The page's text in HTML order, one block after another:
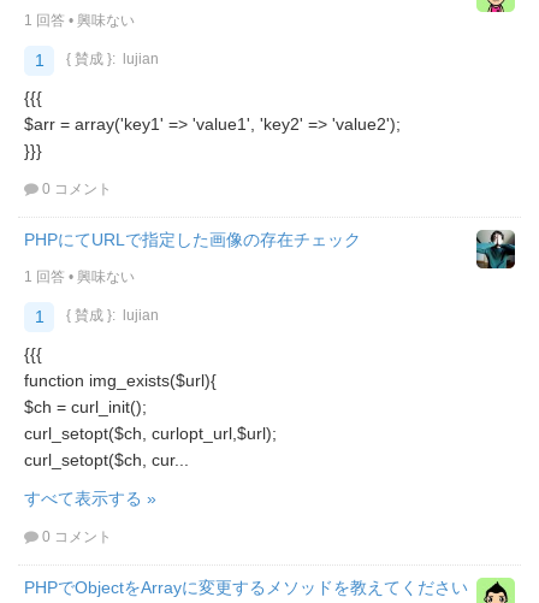
1 回答 • 興味ない
1 { 賛成 }: lujian
{{{
$arr = array('key1' => 'value1', 'key2' => 'value2');
}}}
0 コメント
PHPにてURLで指定した画像の存在チェック
1 回答 • 興味ない
1 { 賛成 }: lujian
{{{
function img_exists($url){
$ch = curl_init();
curl_setopt($ch, curlopt_url,$url);
curl_setopt($ch, cur...
すべて表示する »
0 コメント
PHPでObjectをArrayに変更するメソッドを教えてください